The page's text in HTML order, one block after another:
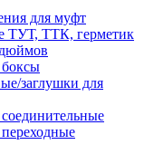
для муфт
ТУТ, ТТК, герметик
заглушки для